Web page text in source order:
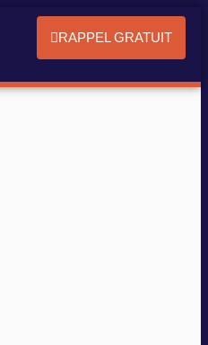
RAPPEL GRATUIT